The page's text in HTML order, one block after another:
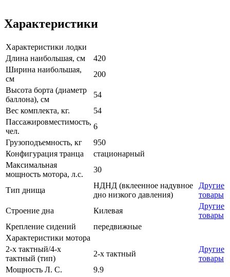
Характеристики
Характеристики лодки
Длина наибольшая, см
420
Ширина наибольшая,
см
200
Высота борта (диаметр
баллона), см
54
Вес комплекта, кг.
54
Пассажировместимость,
чел.
6
Грузоподъемность, кг
950
Конфигурация транца
стационарный
Максимальная
мощность мотора, л.с.
30
Тип днища
НДНД (вклеенное надувное
дно низкого давления)
Другие
товары
Строение дна
Килевая
Другие
товары
Крепление сидений
передвижные
Характеристики мотора
2-х тактный/4-х
тактный (тип)
2-х тактный
Другие
товары
Мощность Л. С.
9.9